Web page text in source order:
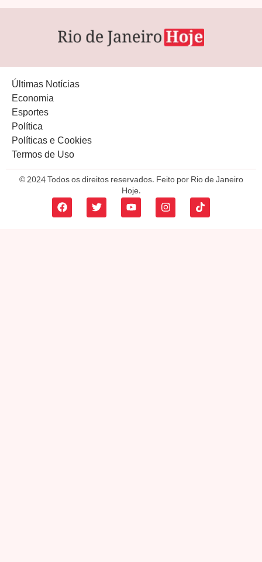
Últimas Notícias
Economia
Esportes
Política
Políticas e Cookies
Termos de Uso
© 2024 Todos os direitos reservados. Feito por Rio de Janeiro
Hoje.